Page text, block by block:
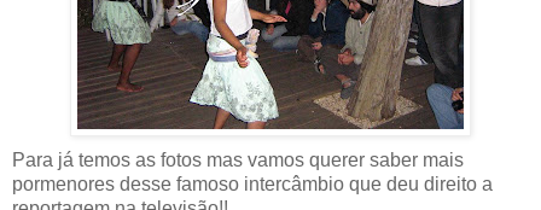
Para já temos as fotos mas vamos querer saber mais
pormenores desse famoso intercâmbio que deu direito a